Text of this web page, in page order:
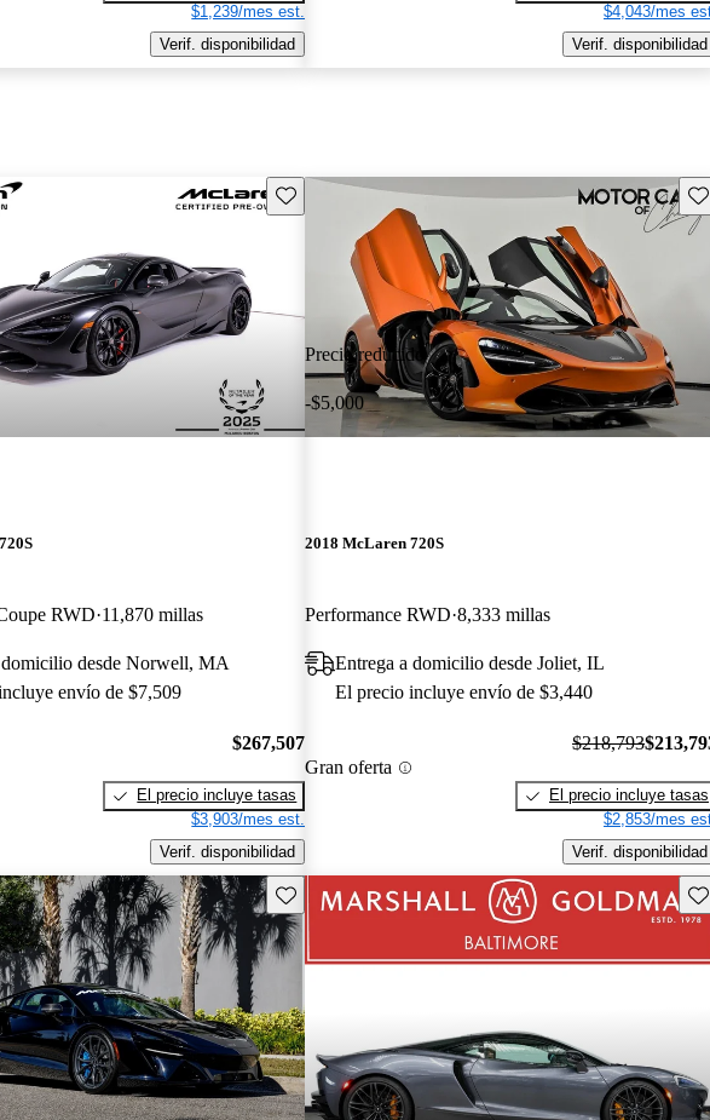
$1,239/mes est.
Verif. disponibilidad
$4,043/mes
Verif. disponibilidad
Guarda este Aviso
RWD 11,870 millas
domicilio desde Norwell, MA
envío de $7,509
$267,507
El precio incluye tasas
$3,903/mes est.
Verif. disponibilidad
Precio reducido
-$5,000
2018 McLaren 720S
Performance RWD 8,333 millas
Entrega a domicilio desde Joliet, IL
El precio incluye envío de $3,440
Gran oferta
$218,793
El precio incluye tasas
$2,853/mes
Verif. disponibilidad
Guarda este Aviso